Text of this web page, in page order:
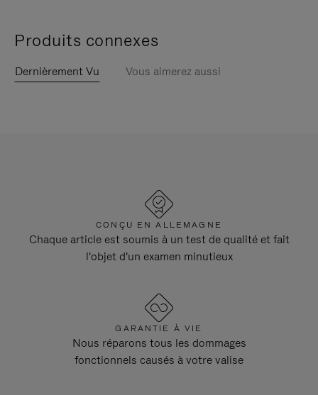
Produits connexes
Dernièrement Vu Vous aimerez aussi
CONÇU EN ALLEMAGNE
Chaque article est soumis à un test de qualité et fait
l'objet d'un examen minutieux
GARANTIE À VIE
Nous réparons tous les dommages
fonctionnels causés à votre valise